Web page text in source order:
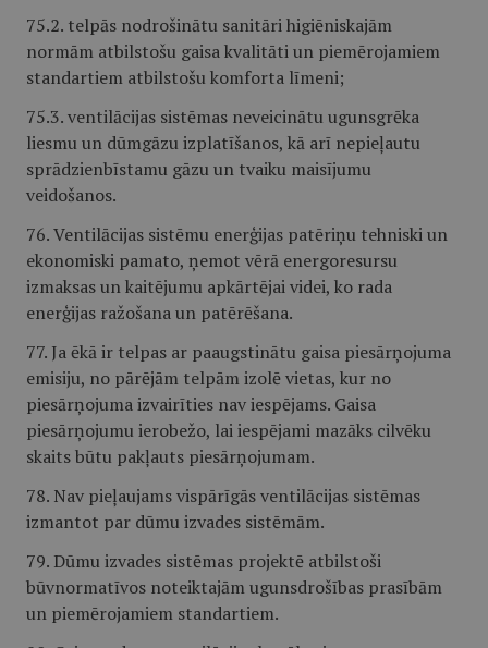
75.2. telpās nodrošinātu sanitāri higiēniskajām
normām atbilstošu gaisa kvalitāti un piemērojamiem
standartiem atbilstošu komforta līmeni;
75.3. ventilācijas sistēmas neveicinātu ugunsgrēka
liesmu un dūmgāzu izplatīšanos, kā arī nepieļautu
sprādzienbīstamu gāzu un tvaiku maisījumu
veidošanos.
76. Ventilācijas sistēmu enerģijas patēriņu tehniski un
ekonomiski pamato, ņemot vērā energoresursu
izmaksas un kaitējumu apkārtējai videi, ko rada
enerģijas ražošana un patērēšana.
77. Ja ēkā ir telpas ar paaugstinātu gaisa piesārņojuma
emisiju, no pārējām telpām izolē vietas, kur no
piesārņojuma izvairīties nav iespējams. Gaisa
piesārņojumu ierobežo, lai iespējami mazāks cilvēku
skaits būtu pakļauts piesārņojumam.
78. Nav pieļaujams vispārīgās ventilācijas sistēmas
izmantot par dūmu izvades sistēmām.
79. Dūmu izvades sistēmas projektē atbilstoši
būvnormatīvos noteiktajām ugunsdrošības prasībām
un piemērojamiem standartiem.